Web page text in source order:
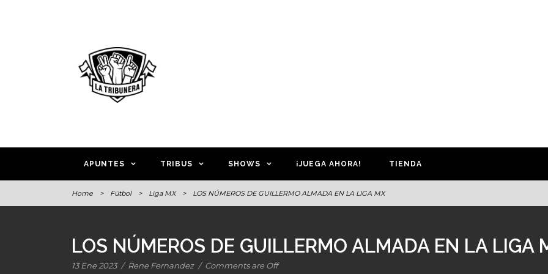
APUNTES TRIBUS SHOWS ¡JUEGA AHORA! TIENDA
Home > Fútbol > Liga MX > LOS NÚMEROS DE GUILLERMO ALMADA EN LA LIGA MX
LOS NÚMEROS DE GUILLERMO ALMADA EN LA LIGA
13 Ene 2023 / Rene Fernandez / Comments are Off